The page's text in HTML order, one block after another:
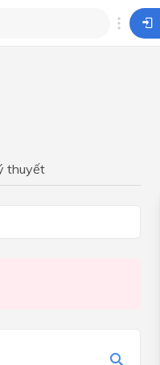
thuyết